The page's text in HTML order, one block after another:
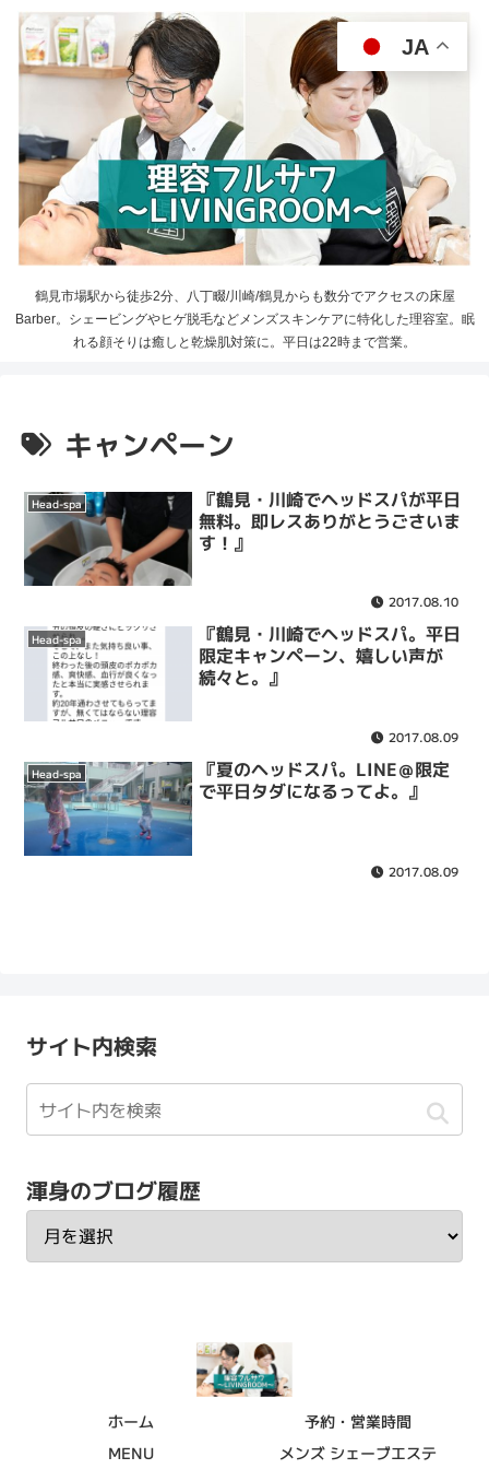
鶴見市場駅から徒歩2分、八丁畷/川崎/鶴見からも数分でアクセスの床屋
Barber。シェービングやヒゲ脱毛などメンズスキンケアに特化した理容室。眠
れる顔そりは癒しと乾燥肌対策に。平日は22時まで営業。
キャンペーン
Head-spa
『鶴見・川崎でヘッドスパが平日
無料。即レスありがとうごさいま
す！』
2017.08.10
Head-spa
『鶴見・川崎でヘッドスパ。平日
限定キャンペーン、嬉しい声が
続々と。』
2017.08.09
Head-spa
『夏のヘッドスパ。LINE＠限定
で平日タダになるってよ。』
2017.08.09
サイト内検索
渾身のブログ履歴
ホーム
予約・営業時間
MENU
メンズ シェーブエステ
JA